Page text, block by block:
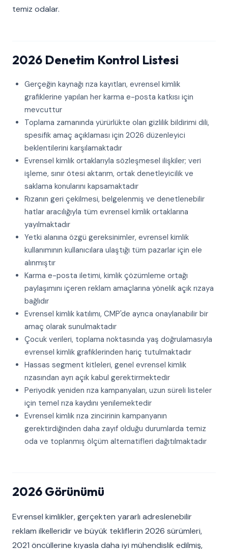
temiz odalar.
2026 Denetim Kontrol Listesi
Gerçeğin kaynağı rıza kayıtları, evrensel kimlik
grafiklerine yapılan her karma e-posta katkısı için
mevcuttur
Toplama zamanında yürürlükte olan gizlilik bildirimi dili,
spesifik amaç açıklaması için 2026 düzenleyici
beklentilerini karşılamaktadır
Evrensel kimlik ortaklarıyla sözleşmesel ilişkiler; veri
işleme, sınır ötesi aktarım, ortak denetleyicilik ve
saklama konularını kapsamaktadır
Rızanın geri çekilmesi, belgelenmiş ve denetlenebilir
hatlar aracılığıyla tüm evrensel kimlik ortaklarına
yayılmaktadır
Yetki alanına özgü gereksinimler, evrensel kimlik
kullanımının kullanıcılara ulaştığı tüm pazarlar için ele
alınmıştır
Karma e-posta iletimi, kimlik çözümleme ortağı
paylaşımını içeren reklam amaçlarına yönelik açık rızaya
bağlıdır
Evrensel kimlik katılımı, CMP'de ayrıca onaylanabilir bir
amaç olarak sunulmaktadır
Çocuk verileri, toplama noktasında yaş doğrulamasıyla
evrensel kimlik grafiklerinden hariç tutulmaktadır
Hassas segment kitleleri, genel evrensel kimlik
rızasından ayrı açık kabul gerektirmektedir
Periyodik yeniden rıza kampanyaları, uzun süreli listeler
için temel rıza kaydını yenilemektedir
Evrensel kimlik rıza zincirinin kampanyanın
gerektirdiğinden daha zayıf olduğu durumlarda temiz
oda ve toplanmış ölçüm alternatifleri dağıtılmaktadır
2026 Görünümü
Evrensel kimlikler, gerçekten yararlı adreslenebilir
reklam ilkelleridir ve büyük tekliflerin 2026 sürümleri,
2021 öncüllerine kıyasla daha iyi mühendislik edilmiş,